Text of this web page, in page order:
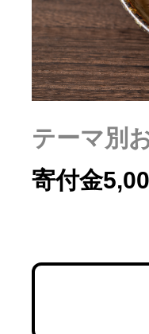
テーマ別
寄付金